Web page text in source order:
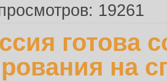
19261
готова
на